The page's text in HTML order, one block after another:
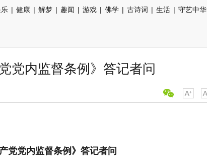
| 健康 | 解梦 | 趣闻 | 游戏 | 佛学 | 古诗词 | 生活 | 守艺中华
党内监督条例》答记者问
党内监督条例》答记者问